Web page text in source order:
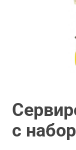
с